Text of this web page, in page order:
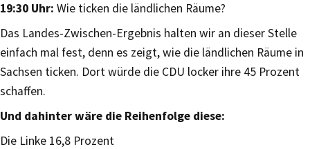
19:30 Uhr: Wie ticken die ländlichen Räume?
Das Landes-Zwischen-Ergebnis halten wir an dieser Stelle
einfach mal fest, denn es zeigt, wie die ländlichen Räume in
Sachsen ticken. Dort würde die CDU locker ihre 45 Prozent
schaffen.
Und dahinter wäre die Reihenfolge diese:
Die Linke 16,8 Prozent